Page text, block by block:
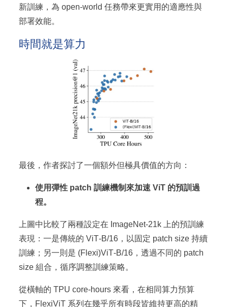
新訓練，為 open-world 任務帶來更實用的適應性與
部署效能。
時間就是算力
最後，作者探討了一個額外但極具價值的方向：
使用彈性 patch 訓練機制來加速 ViT 的預訓過
程。
上圖中比較了兩種設定在 ImageNet‑21k 上的預訓練
表現：一是傳統的 ViT‑B/16，以固定 patch size 持續
訓練；另一則是 (Flexi)ViT‑B/16，透過不同的 patch
size 組合，循序調整訓練策略。
從橫軸的 TPU core-hours 來看，在相同算力預算
下，FlexiViT 系列在幾乎所有時段皆維持更高的精